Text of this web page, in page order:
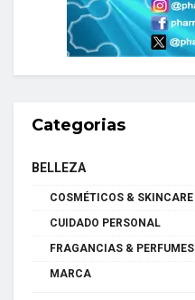
Categorias
BELLEZA
COSMÉTICOS & SKINCARE
CUIDADO PERSONAL
FRAGANCIAS & PERFUMES
MARCA